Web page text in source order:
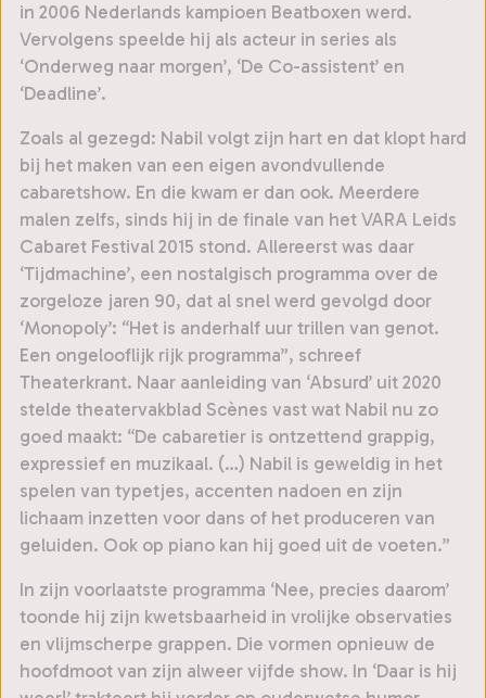
in 2006 Nederlands kampioen Beatboxen werd.
Vervolgens speelde hij als acteur in series als
‘Onderweg naar morgen’, ‘De Co-assistent’ en
‘Deadline’.
Zoals al gezegd: Nabil volgt zijn hart en dat klopt hard
bij het maken van een eigen avondvullende
cabaretshow. En die kwam er dan ook. Meerdere
malen zelfs, sinds hij in de finale van het VARA Leids
Cabaret Festival 2015 stond. Allereerst was daar
‘Tijdmachine’, een nostalgisch programma over de
zorgeloze jaren 90, dat al snel werd gevolgd door
‘Monopoly’: “Het is anderhalf uur trillen van genot.
Een ongelooflijk rijk programma”, schreef
Theaterkrant. Naar aanleiding van ‘Absurd’ uit 2020
stelde theatervakblad Scènes vast wat Nabil nu zo
goed maakt: “De cabaretier is ontzettend grappig,
expressief en muzikaal. (…) Nabil is geweldig in het
spelen van typetjes, accenten nadoen en zijn
lichaam inzetten voor dans of het produceren van
geluiden. Ook op piano kan hij goed uit de voeten.”
In zijn voorlaatste programma ‘Nee, precies daarom’
toonde hij zijn kwetsbaarheid in vrolijke observaties
en vlijmscherpe grappen. Die vormen opnieuw de
hoofdmoot van zijn alweer vijfde show. In ‘Daar is hij